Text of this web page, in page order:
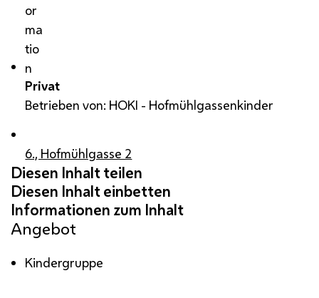
or
ma
tio
n
Privat
Betrieben von: HOKI - Hofmühlgassenkinder
6., Hofmühlgasse 2
Angebot
Kindergruppe